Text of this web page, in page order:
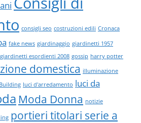
consigli seo costruzioni edili Cronaca
fake news giardinaggio giardinetti 1957
giardinetti esordienti 2008 gossip harry potter
domestica illuminazione
luci d'arredamento luci da
Moda Donna notizie
portieri titolari serie a